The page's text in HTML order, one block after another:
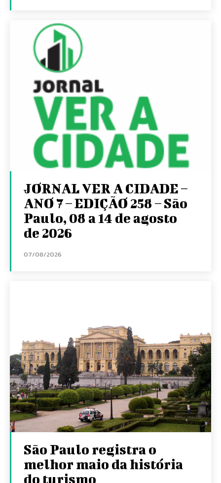
JORNAL VER A CIDADE –
ANO 7 – EDIÇÃO 258 – São
Paulo, 08 a 14 de agosto
de 2026
07/08/2026
São Paulo registra o
melhor maio da história
do turismo